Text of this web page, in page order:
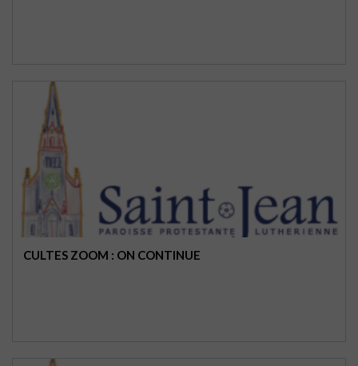
CULTES ZOOM : ON CONTINUE